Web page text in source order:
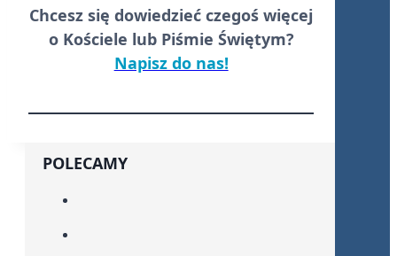
Chcesz się dowiedzieć czegoś więcej
o Kościele lub Piśmie Świętym?
Napisz do nas!
POLECAMY